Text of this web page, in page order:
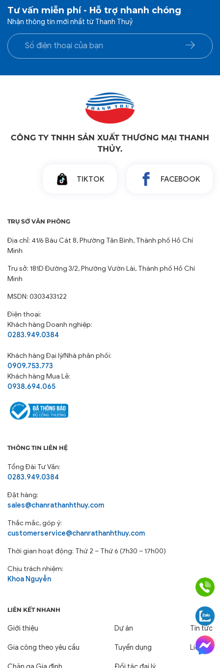
Tư vấn miễn phí - Hỗ trợ nhanh chóng
Nhận thông tin mới nhất từ Thanh Thuỷ
CÔNG TY TNHH SẢN XUẤT THƯƠNG MẠI THANH
THỦY.
TIKTOK FACEBOOK
TRỤ SỞ VĂN PHÒNG
Địa chỉ: 41/6 Bàu Cát 8, Phường Tân Bình, Thành phố Hồ Chí
Minh
Trụ sở: 181D Đường 3/2, Phường Vườn Lài, Thành phố Hồ Chí
Minh
MSDN: 0303433122
Điện thoại:
Khách hàng Doanh nghiệp:
0283.949.0384
Khách hàngĐại lý/Nhà phân phối:
0909.753.773
Khách hàng Mua Lẻ:
0938.694.065
THÔNG TIN LIÊN HỆ
Tổng Đài Tư Vấn:
0283.949.0384
Đặt hàng:
sales@chanrathanhthuy.com
Thắc mắc, góp ý:
customerservice@chanrathanhthuy.com
Thời gian hoạt động: Thứ 2 – Thứ 6 (7h30 – 17h00)
Chịu trách nhiệm:
Khoa Nguyễn
LIÊN KẾT NHANH
Giới thiệu
Gia công theo yêu cầu
Dự án
Tuyển dụng
Tin tức
Liên hệ